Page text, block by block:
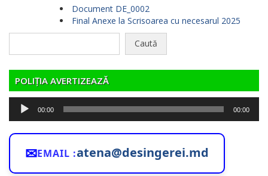
Document DE_0002
Final Anexe la Scrisoarea cu necesarul 2025
POLIȚIA AVERTIZEAZĂ
Player
audio
00:00 00:00
✉EMAIL :atena@desingerei.md